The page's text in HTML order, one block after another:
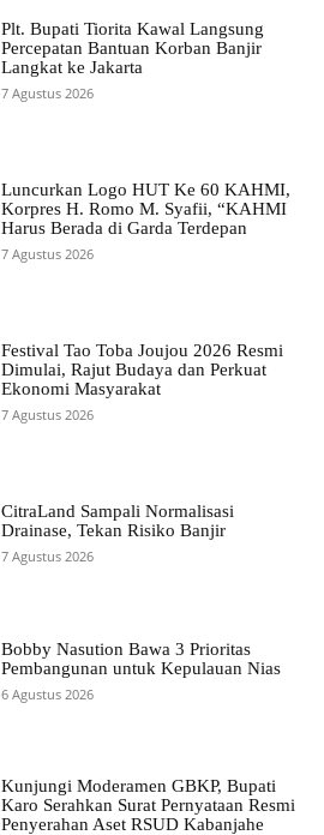
Plt. Bupati Tiorita Kawal Langsung
Percepatan Bantuan Korban Banjir
Langkat ke Jakarta
7 Agustus 2026
Luncurkan Logo HUT Ke 60 KAHMI,
Korpres H. Romo M. Syafii, “KAHMI
Harus Berada di Garda Terdepan
7 Agustus 2026
Festival Tao Toba Joujou 2026 Resmi
Dimulai, Rajut Budaya dan Perkuat
Ekonomi Masyarakat
7 Agustus 2026
CitraLand Sampali Normalisasi
Drainase, Tekan Risiko Banjir
7 Agustus 2026
Bobby Nasution Bawa 3 Prioritas
Pembangunan untuk Kepulauan Nias
6 Agustus 2026
Kunjungi Moderamen GBKP, Bupati
Karo Serahkan Surat Pernyataan Resmi
Penyerahan Aset RSUD Kabanjahe